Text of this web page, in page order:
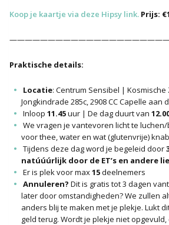
Koop je kaartje via deze Hipsy link. Prijs:
Praktische details:
Locatie: Centrum Sensibel | Kosmische
Jongkindrade 285c, 2908 CC Capelle aan
Inloop 11.45uur | De dag duurt van
We vragen je vantevoren licht te
voor thee, water en wat (glutenvrije)
Tijdens deze dag word je begeleid door
natúúúrlijk door de ET’s en andere
Er is plek voor max15deelnemers
Annuleren? Dit is gratis tot 3 dagen
later door omstandigheden? We zullen
anders blij te maken met je plekje. Lukt
geld terug. Wordt je plekje niet opgevuld,